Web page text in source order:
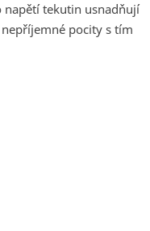
napětí tekutin usnadňují
pocity s tím